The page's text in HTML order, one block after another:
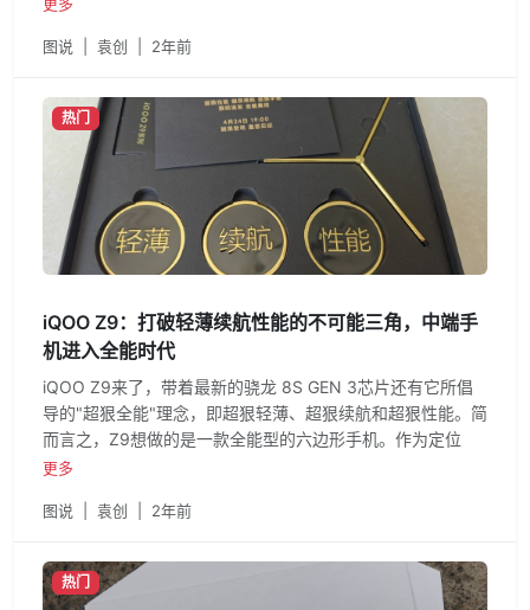
图说 袁创 2年前
热门
iQOO Z9：打破轻薄续航性能的不可能三角，中端手
机进入全能时代
iQOO Z9来了，带着最新的骁龙 8S GEN 3芯片还有它所倡
导的"超狠全能"理念，即超狠轻薄、超狠续航和超狠性能。简
而言之，Z9想做的是一款全能型的六边形手机。作为定位
更多
图说 袁创 2年前
热门